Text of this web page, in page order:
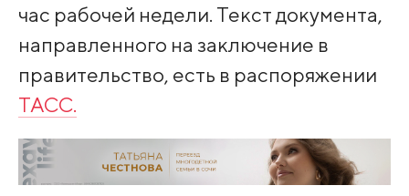
час рабочей недели. Текст документа,
направленного на заключение в
правительство, есть в распоряжении
ТАСС.